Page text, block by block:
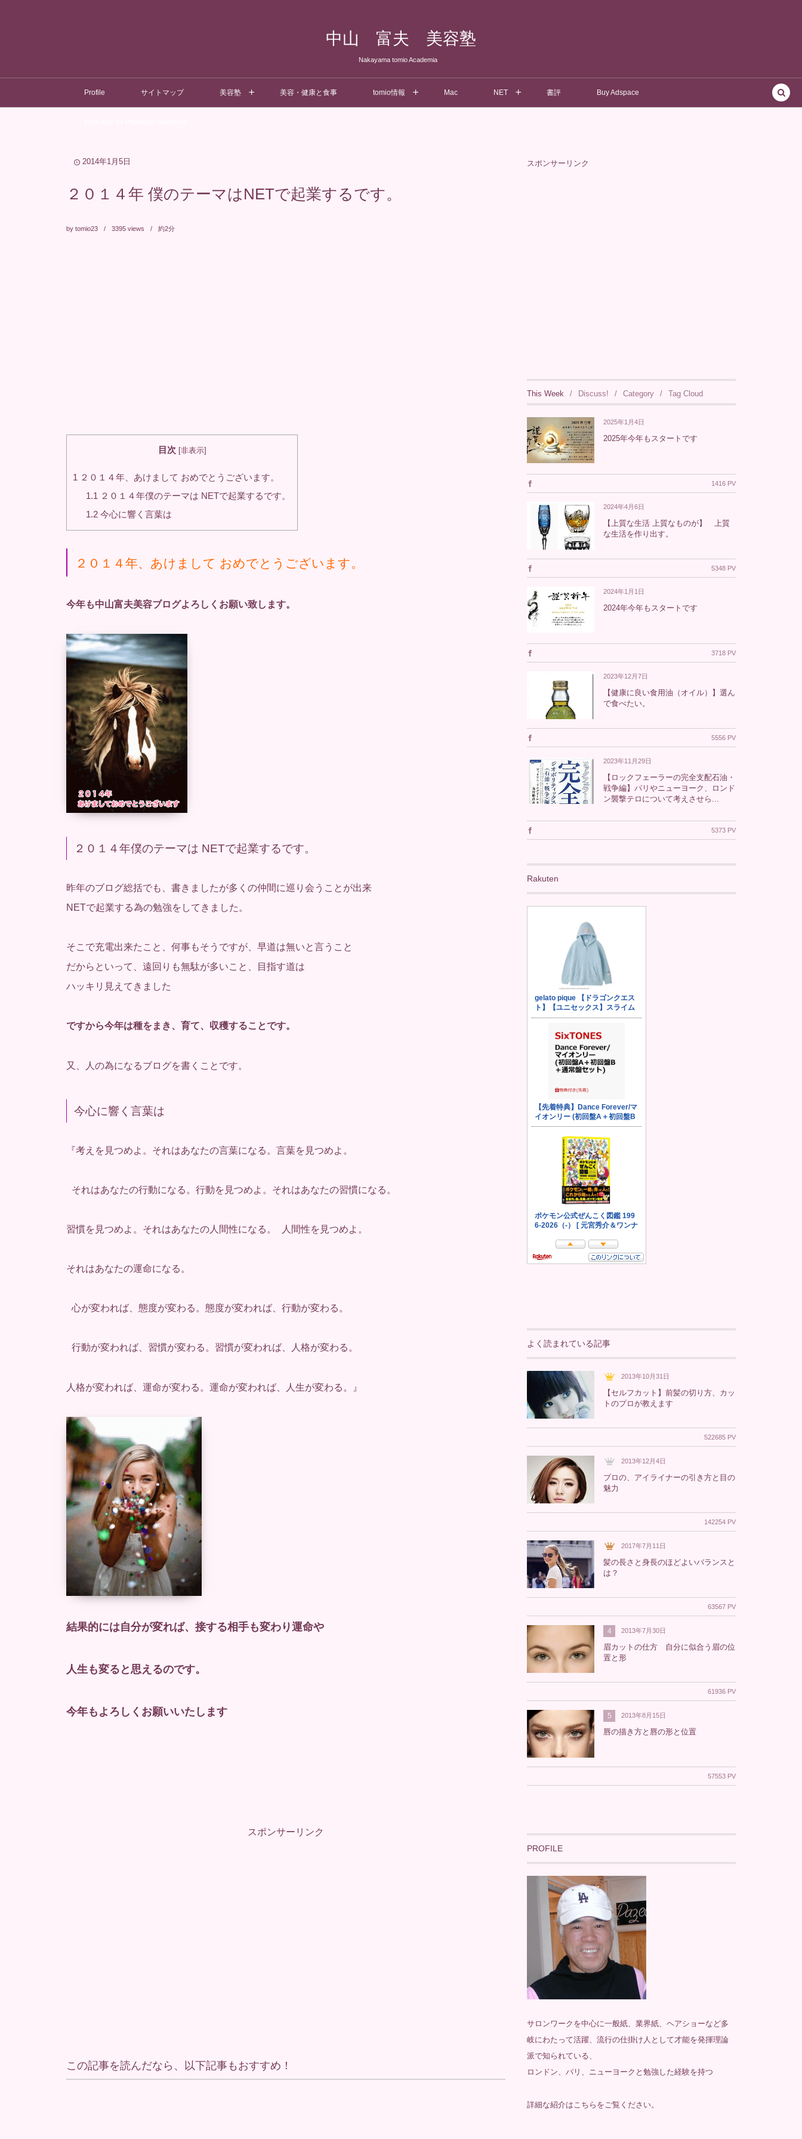
中山 富夫 美容塾
Nakayama tomio Academia
Profile サイトマップ 美容塾 美容・健康と食事 tomio情報 Mac NET 書評 Buy Adspace
2014年1月5日
２０１４年 僕のテーマはNETで起業するです。
by tomio23 3395 views 約2分
目次 [非表示]
1 ２０１４年、あけまして おめでとうございます。
1.1 ２０１４年僕のテーマは NETで起業するです。
1.2 今心に響く言葉は
２０１４年、あけまして おめでとうございます。
今年も中山富夫美容ブログよろしくお願い致します。
２０１４年僕のテーマは NETで起業するです。
昨年のブログ総括でも、書きましたが多くの仲間に巡り会うことが出来
NETで起業する為の勉強をしてきました。
そこで充電出来たこと、何事もそうですが、早道は無いと言うこと
だからといって、遠回りも無駄が多いこと、目指す道は
ハッキリ見えてきました
ですから今年は種をまき、育て、収穫することです。
又、人の為になるブログを書くことです。
今心に響く言葉は
『考えを見つめよ。それはあなたの言葉になる。言葉を見つめよ。
それはあなたの行動になる。行動を見つめよ。それはあなたの習慣になる。
習慣を見つめよ。それはあなたの人間性になる。 人間性を見つめよ。
それはあなたの運命になる。
心が変われば、態度が変わる。態度が変われば、行動が変わる。
行動が変われば、習慣が変わる。習慣が変われば、人格が変わる。
人格が変われば、運命が変わる。運命が変われば、人生が変わる。』
結果的には自分が変れば、接する相手も変わり運命や
人生も変ると思えるのです。
今年もよろしくお願いいたします
スポンサーリンク
この記事を読んだなら、以下記事もおすすめ！
スポンサーリンク
This Week Discuss! Category Tag Cloud
2025年1月4日
2025年今年もスタートです
1416 PV
2024年4月6日
【上質な生活 上質なものが】 上質
な生活を作り出す。
5348 PV
2024年1月1日
2024年今年もスタートです
3718 PV
2023年12月7日
【健康に良い食用油（オイル）】選ん
で食べたい。
5556 PV
2023年11月29日
【ロックフェーラーの完全支配石油・
戦争編】パリやニューヨーク、ロンド
ン襲撃テロについて考えさせら...
5373 PV
Rakuten
よく読まれている記事
2013年10月31日
【セルフカット】前髪の切り方、カッ
トのプロが教えます
522685 PV
2013年12月4日
プロの、アイライナーの引き方と目の
魅力
142254 PV
2017年7月11日
髪の長さと身長のほどよいバランスと
は？
63567 PV
4 2013年7月30日
眉カットの仕方 自分に似合う眉の位
置と形
61936 PV
5 2013年8月15日
唇の描き方と唇の形と位置
57553 PV
PROFILE
サロンワークを中心に一般紙、業界紙、ヘアショーなど多
岐にわたって活躍、流行の仕掛け人として才能を発揮理論
派で知られている、
ロンドン、パリ、ニューヨークと勉強した経験を持つ
詳細な紹介はこちら をご覧ください。